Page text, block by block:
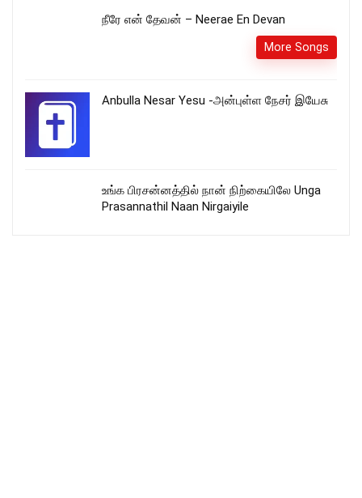
நீரே என் தேவன் – Neerae En Devan
More Songs
Anbulla Nesar Yesu -அன்புள்ள நேசர் இயேசு
உங்க பிரசன்னத்தில் நான் நிற்கையிலே Unga
Prasannathil Naan Nirgaiyile